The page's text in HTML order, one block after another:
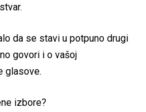
da se stavi u potpuno drugi
govori i o vašoj
glasove.
izbore?